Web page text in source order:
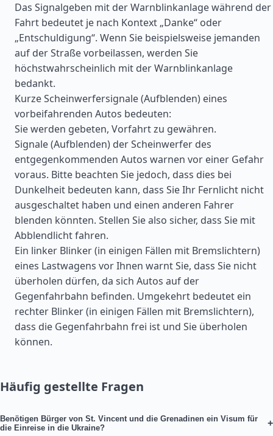
Das Signalgeben mit der Warnblinkanlage während der
Fahrt bedeutet je nach Kontext „Danke“ oder
„Entschuldigung“. Wenn Sie beispielsweise jemanden
auf der Straße vorbeilassen, werden Sie
höchstwahrscheinlich mit der Warnblinkanlage
bedankt.
Kurze Scheinwerfersignale (Aufblenden) eines
vorbeifahrenden Autos bedeuten:
Sie werden gebeten, Vorfahrt zu gewähren.
Signale (Aufblenden) der Scheinwerfer des
entgegenkommenden Autos warnen vor einer Gefahr
voraus. Bitte beachten Sie jedoch, dass dies bei
Dunkelheit bedeuten kann, dass Sie Ihr Fernlicht nicht
ausgeschaltet haben und einen anderen Fahrer
blenden könnten. Stellen Sie also sicher, dass Sie mit
Abblendlicht fahren.
Ein linker Blinker (in einigen Fällen mit Bremslichtern)
eines Lastwagens vor Ihnen warnt Sie, dass Sie nicht
überholen dürfen, da sich Autos auf der
Gegenfahrbahn befinden. Umgekehrt bedeutet ein
rechter Blinker (in einigen Fällen mit Bremslichtern),
dass die Gegenfahrbahn frei ist und Sie überholen
können.
Häufig gestellte Fragen
Benötigen Bürger von St. Vincent und die Grenadinen ein Visum für
die Einreise in die Ukraine?
+